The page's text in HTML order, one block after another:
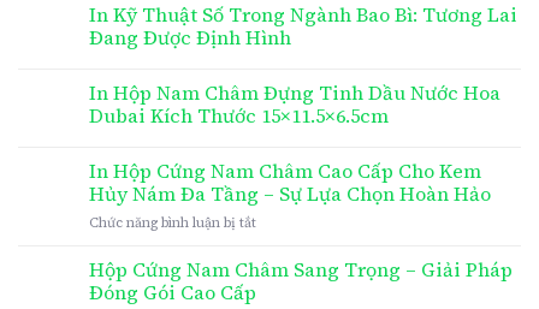
In Kỹ Thuật Số Trong Ngành Bao Bì: Tương Lai
Đang Được Định Hình
In Hộp Nam Châm Đựng Tinh Dầu Nước Hoa
Dubai Kích Thước 15×11.5×6.5cm
In Hộp Cứng Nam Châm Cao Cấp Cho Kem
Hủy Nám Đa Tầng – Sự Lựa Chọn Hoàn Hảo
Chức năng bình luận bị tắtở
Hộp
Cứng
Hộp Cứng Nam Châm Sang Trọng – Giải Pháp
Đóng Gói Cao Cấp